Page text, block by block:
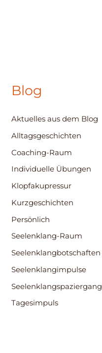
Blog
Aktuelles aus dem Blog
Alltagsgeschichten
Coaching-Raum
Individuelle Übungen
Klopfakupressur
Kurzgeschichten
Persönlich
Seelenklang-Raum
Seelenklangbotschaften
Seelenklangimpulse
Seelenklangspaziergang
Tagesimpuls